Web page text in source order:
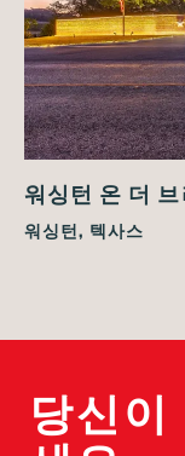
워싱턴 온 더
워싱턴, 텍사스
당신